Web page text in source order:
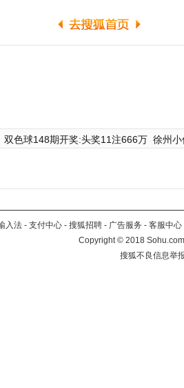
双色球148期开奖:头奖11注666万 徐州
入法 - 支付中心 - 搜狐招聘 - 广告服务 - 客服中心
Copyright©2018
搜狐不良信息举